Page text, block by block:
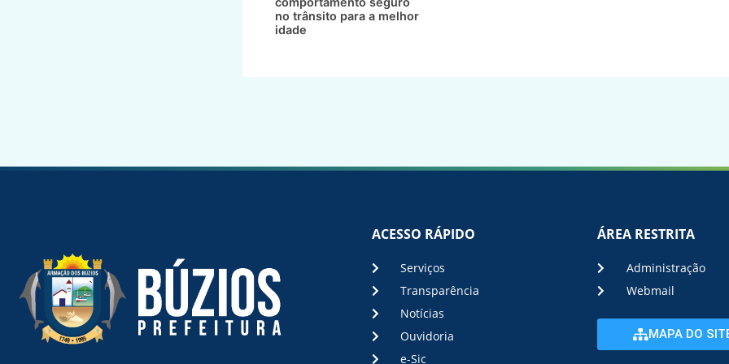
no trânsito para a melhor
idade
ACESSO RÁPIDO
Serviços
Transparência
Notícias
Ouvidoria
e-Sic
ÁREA RESTRITA
Administração
Webmail
MAPA DO